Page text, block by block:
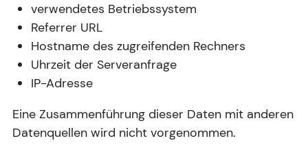
verwendetes Betriebssystem
Referrer URL
Hostname des zugreifenden Rechners
Uhrzeit der Serveranfrage
IP-Adresse
Eine Zusammenführung dieser Daten mit anderen
Datenquellen wird nicht vorgenommen.